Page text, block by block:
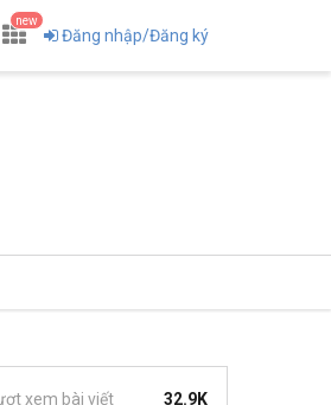
new
Đăng nhập/Đăng ký
xem bài viết
32.9K